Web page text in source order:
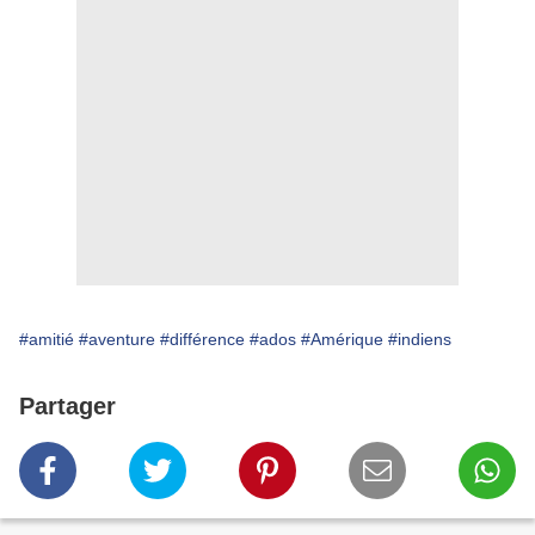
#amitié #aventure #différence #ados #Amérique #indiens
Partager